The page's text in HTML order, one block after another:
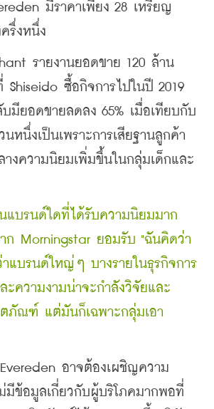
มีราคาเพียง 28 เหรียญ
รึ่งหนึ่ง
รายงานยอดขาย 120 ล้าน
Shiseido ซื้อกิจการไปในปี 2019
มียอดขายลดลง 65% เมื่อเทียบกับ
หนึ่งเป็นเพราะการเสียฐานลูกค้า
งความนิยมเพิ่มขึ้นในกลุ่มเด็กและ
บรนด์ใดที่ได้รับความนิยมมาก
ก Morningstar ยอมรับ "ฉันคิดว่า
แบรนด์ใหญ่ๆ บางรายในธุรกิจการ
ความงามน่าจะกำลังวิจัยและ
ตภัณฑ์ แต่มันก็เฉพาะกลุ่มเอา
อาจต้องเผชิญความ
มีข้อมูลเกี่ยวกับผู้บริโภคมากพอที่